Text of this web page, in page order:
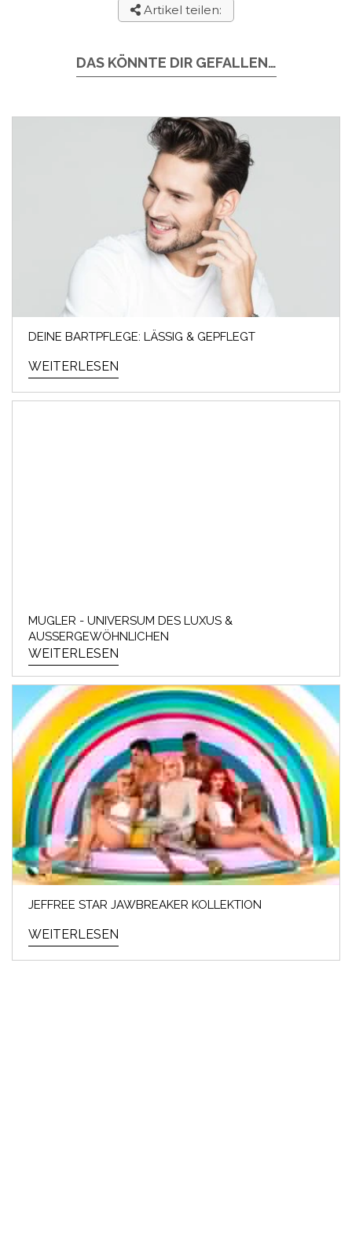
Artikel teilen:
DAS KÖNNTE DIR GEFALLEN…
DEINE BARTPFLEGE: LÄSSIG & GEPFLEGT
WEITERLESEN
MUGLER - UNIVERSUM DES LUXUS &
AUSSERGEWÖHNLICHEN
WEITERLESEN
JEFFREE STAR JAWBREAKER KOLLEKTION
WEITERLESEN